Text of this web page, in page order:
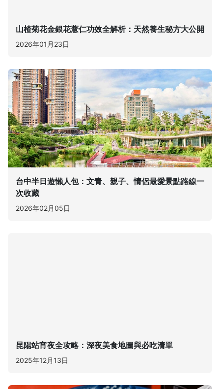
山楂菊花金銀花薏仁功效全解析：天然養生秘方大公開
2026年01月23日
台中半日遊懶人包：文青、親子、情侶最愛景點路線一
次收藏
2026年02月05日
昆陽站宵夜全攻略：深夜美食地圖與必吃清單
2025年12月13日